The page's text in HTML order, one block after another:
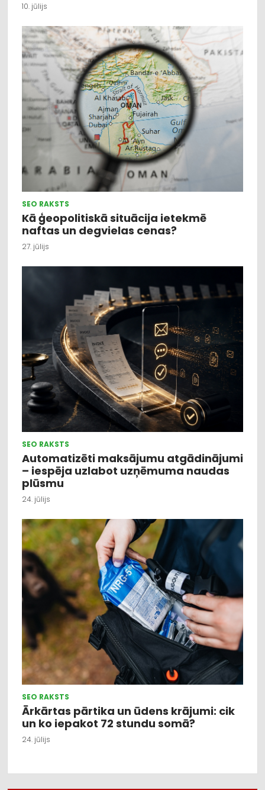
10. jūlijs
SEO RAKSTS
Kā ģeopolitiskā situācija ietekmē
naftas un degvielas cenas?
27. jūlijs
SEO RAKSTS
Automatizēti maksājumu atgādinājumi
– iespēja uzlabot uzņēmuma naudas
plūsmu
24. jūlijs
SEO RAKSTS
Ārkārtas pārtika un ūdens krājumi: cik
un ko iepakot 72 stundu somā?
24. jūlijs